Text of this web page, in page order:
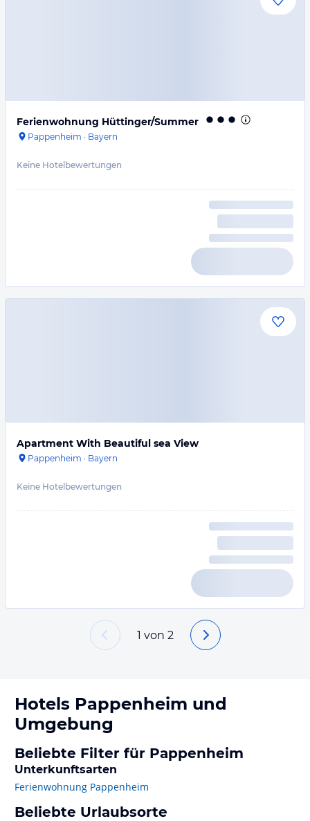
Ferienwohnung Hüttinger/Summer
Pappenheim · Bayern
Keine Hotelbewertungen
Apartment With Beautiful sea View
Pappenheim · Bayern
Keine Hotelbewertungen
1 von 2
Hotels Pappenheim und
Umgebung
Beliebte Filter für Pappenheim
Unterkunftsarten
Ferienwohnung Pappenheim
Beliebte Urlaubsorte